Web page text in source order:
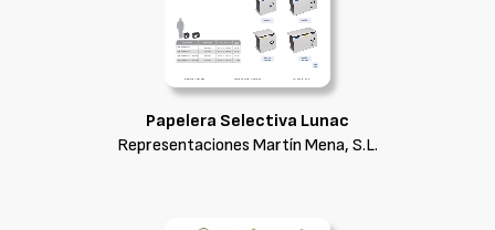
Papelera Selectiva Lunac
Representaciones Martín Mena, S.L.